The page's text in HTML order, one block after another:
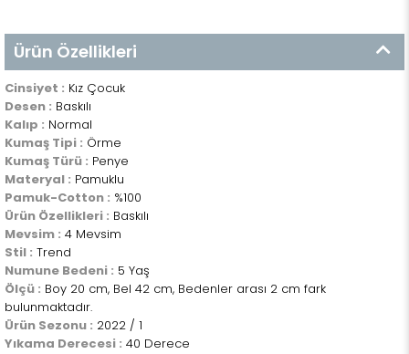
Ürün Özellikleri
Cinsiyet : Kız Çocuk
Desen : Baskılı
Kalıp : Normal
Kumaş Tipi : Örme
Kumaş Türü : Penye
Materyal : Pamuklu
Pamuk-Cotton : %100
Ürün Özellikleri : Baskılı
Mevsim : 4 Mevsim
Stil : Trend
Numune Bedeni : 5 Yaş
Ölçü : Boy 20 cm, Bel 42 cm, Bedenler arası 2 cm fark
bulunmaktadır.
Ürün Sezonu : 2022 / 1
Yıkama Derecesi : 40 Derece